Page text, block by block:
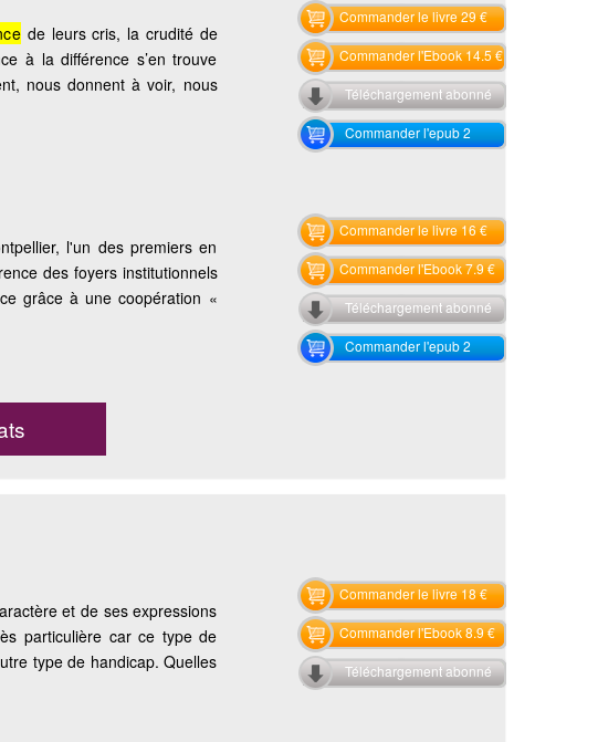
de leurs cris, la crudité de
à la différence s’en trouve
nous donnent à voir, nous
Commander le livre 29 €
Commander l'Ebook 14.5 €
Téléchargement abonné
Commander l'epub 2
l'un des premiers en
des foyers institutionnels
grâce à une coopération «
Commander le livre 16 €
Commander l'Ebook 7.9 €
Téléchargement abonné
Commander l'epub 2
et de ses expressions
particulière car ce type de
type de handicap. Quelles
Commander le livre 18 €
Commander l'Ebook 8.9 €
Téléchargement abonné